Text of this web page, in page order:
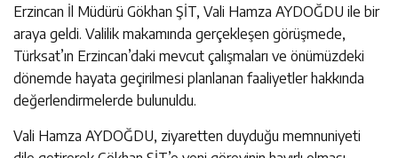
Erzincan İl Müdürü Gökhan ŞİT, Vali Hamza AYDOĞDU ile bir
araya geldi. Valilik makamında gerçekleşen görüşmede,
Türksat’ın Erzincan’daki mevcut çalışmaları ve önümüzdeki
dönemde hayata geçirilmesi planlanan faaliyetler hakkında
değerlendirmelerde bulunuldu.
Vali Hamza AYDOĞDU, ziyaretten duyduğu memnuniyeti